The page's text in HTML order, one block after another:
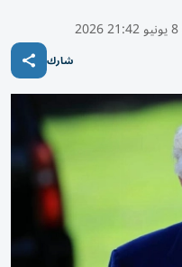
8 يونيو 21:42 2026
شارك